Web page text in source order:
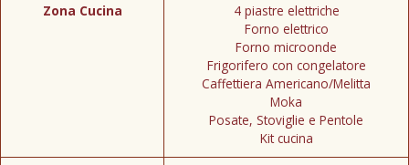
Zona Cucina
4 piastre elettriche
Forno elettrico
Forno microonde
Frigorifero con congelatore
Caffettiera Americano/Melitta
Moka
Posate, Stoviglie e Pentole
Kit cucina